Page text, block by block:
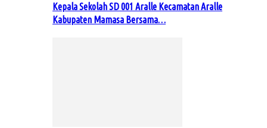
Kepala Sekolah SD 001 Aralle Kecamatan Aralle
Kabupaten Mamasa Bersama…